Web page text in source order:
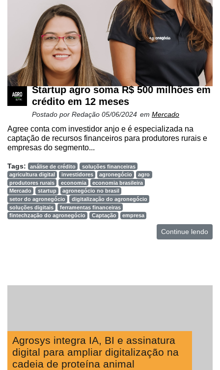
Startup agro soma R$ 500 milhões em
crédito em 12 meses
Postado por Redação 05/06/2024 em Mercado
Agree conta com investidor anjo e é especializada na
captação de recursos financeiros para produtores rurais e
empresas do segmento...
Tags: análise de crédito
soluções financeiras
agricultura digital
investidores agronegócio
agro
produtores rurais
economia
economia brasileira
Mercado
startup
agronegócio no brasil
setor do agronegócio
digitalização do agronegócio
soluções digitais
ferramentas financeiras
fintechzação do agronegócio
Captação empresa
Continue lendo
Agrosys integra IA, BI e assinatura
digital para ampliar digitalização na
cadeia de proteína animal